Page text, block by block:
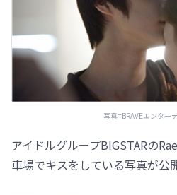
写真=BRAVEエンター
アイドルグループBIGSTARの
車場でキスをしている写真が公